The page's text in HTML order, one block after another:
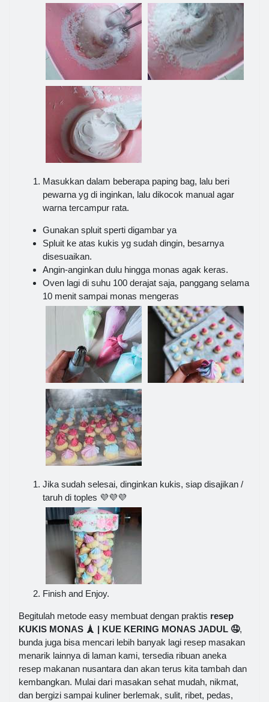
Masukkan dalam beberapa paping bag, lalu beri
pewarna yg di inginkan, lalu dikocok manual agar
warna tercampur rata.
Gunakan spluit sperti digambar ya
Spluit ke atas kukis yg sudah dingin, besarnya
disesuaikan.
Angin-anginkan dulu hingga monas agak keras.
Oven lagi di suhu 100 derajat saja, panggang selama
10 menit sampai monas mengeras
Jika sudah selesai, dinginkan kukis, siap disajikan /
taruh di toples 💜💜💜
Finish and Enjoy.
Begitulah metode easy membuat dengan praktis resep
KUKIS MONAS 🗼 | KUE KERING MONAS JADUL 🤤,
bunda juga bisa mencari lebih banyak lagi resep masakan
menarik lainnya di laman kami, tersedia ribuan aneka
resep makanan nusantara dan akan terus kita tambah dan
kembangkan. Mulai dari masakan sehat mudah, nikmat,
dan bergizi sampai kuliner berlemak, sulit, ribet, pedas,